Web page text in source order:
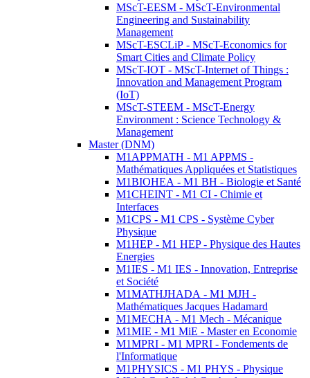
MScT-EESM - MScT-Environmental
Engineering and Sustainability
Management
MScT-ESCLiP - MScT-Economics for
Smart Cities and Climate Policy
MScT-IOT - MScT-Internet of Things :
Innovation and Management Program
(IoT)
MScT-STEEM - MScT-Energy
Environment : Science Technology &
Management
Master (DNM)
M1APPMATH - M1 APPMS -
Mathématiques Appliquées et Statistiques
M1BIOHEA - M1 BH - Biologie et Santé
M1CHEINT - M1 CI - Chimie et
Interfaces
M1CPS - M1 CPS - Système Cyber
Physique
M1HEP - M1 HEP - Physique des Hautes
Energies
M1IES - M1 IES - Innovation, Entreprise
et Société
M1MATHJHADA - M1 MJH -
Mathématiques Jacques Hadamard
M1MECHA - M1 Mech - Mécanique
M1MIE - M1 MiE - Master en Economie
M1MPRI - M1 MPRI - Fondements de
l'Informatique
M1PHYSICS - M1 PHYS - Physique